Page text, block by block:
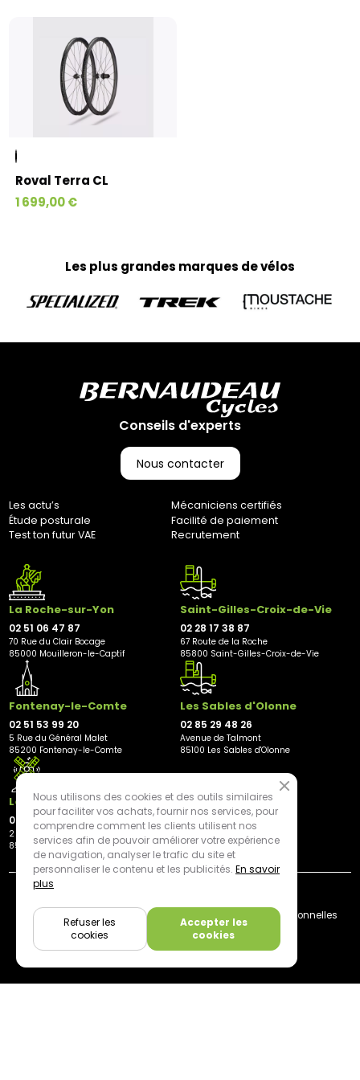
Roval Terra CL
1 699,00 €
Les plus grandes marques de vélos
Conseils d'experts
Nous contacter
Les actu’s
Mécaniciens certifiés
Étude posturale
Facilité de paiement
Test ton futur VAE
Recrutement
La Roche-sur-Yon
02 51 06 47 87
70 Rue du Clair Bocage
85000 Mouilleron-le-Captif
Saint-Gilles-Croix-de-Vie
02 28 17 38 87
67 Route de la Roche
85800 Saint-Gilles-Croix-de-Vie
Fontenay-le-Comte
02 51 53 99 20
5 Rue du Général Malet
85200 Fontenay-le-Comte
Les Sables d'Olonne
02 85 29 48 26
Avenue de Talmont
85100 Les Sables d'Olonne
Les Herbiers
02 21 81 23 11
2 rue des Peupliers
85500 Les Herbiers
Livraison
Mentions légales
Données personnelles
Cookies
Nous utilisons des cookies et des outils similaires
pour faciliter vos achats, fournir nos services, pour
comprendre comment les clients utilisent nos
services afin de pouvoir améliorer votre expérience
de navigation, analyser le trafic du site et
personnaliser le contenu et les publicités. En savoir
plus
Accepter les
cookies
Refuser les
cookies